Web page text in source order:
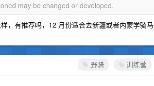
may be changed or developed.
，有推荐吗，12 月份适合去新疆或者内蒙学骑
野骑 训练营